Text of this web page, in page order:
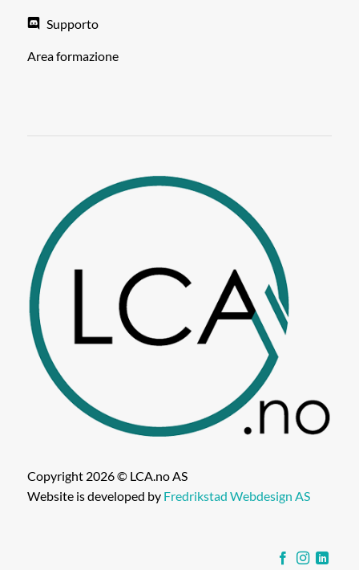
Supporto
Area formazione
Copyright 2026 © LCA.no AS
Website is developed by Fredrikstad Webdesign AS